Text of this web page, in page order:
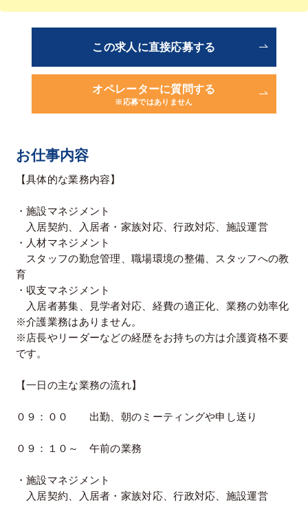
この求人に直接応募する
オペレーターに質問する
※応募ではありません
お仕事内容
【具体的な業務内容】
・施設マネジメント
入居契約、入居者・家族対応、行政対応、施設運営
・人材マネジメント
スタッフの勤怠管理、職場環境の整備、スタッフへの教
育
・収支マネジメント
入居者募集、見学者対応、経費の適正化、業務の効率化
※介護業務はありません。
※店長やリーダーなどの経歴をお持ちの方は介護資格不要
です。
【一日の主な業務の流れ】
０９：００ 出勤、朝のミーティングや申し送り
０９：１０～ 午前の業務
・施設マネジメント
入居契約、入居者・家族対応、行政対応、施設運営